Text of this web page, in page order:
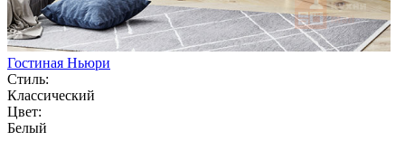
Гостиная Ньюри
Стиль:
Классический
Цвет:
Белый